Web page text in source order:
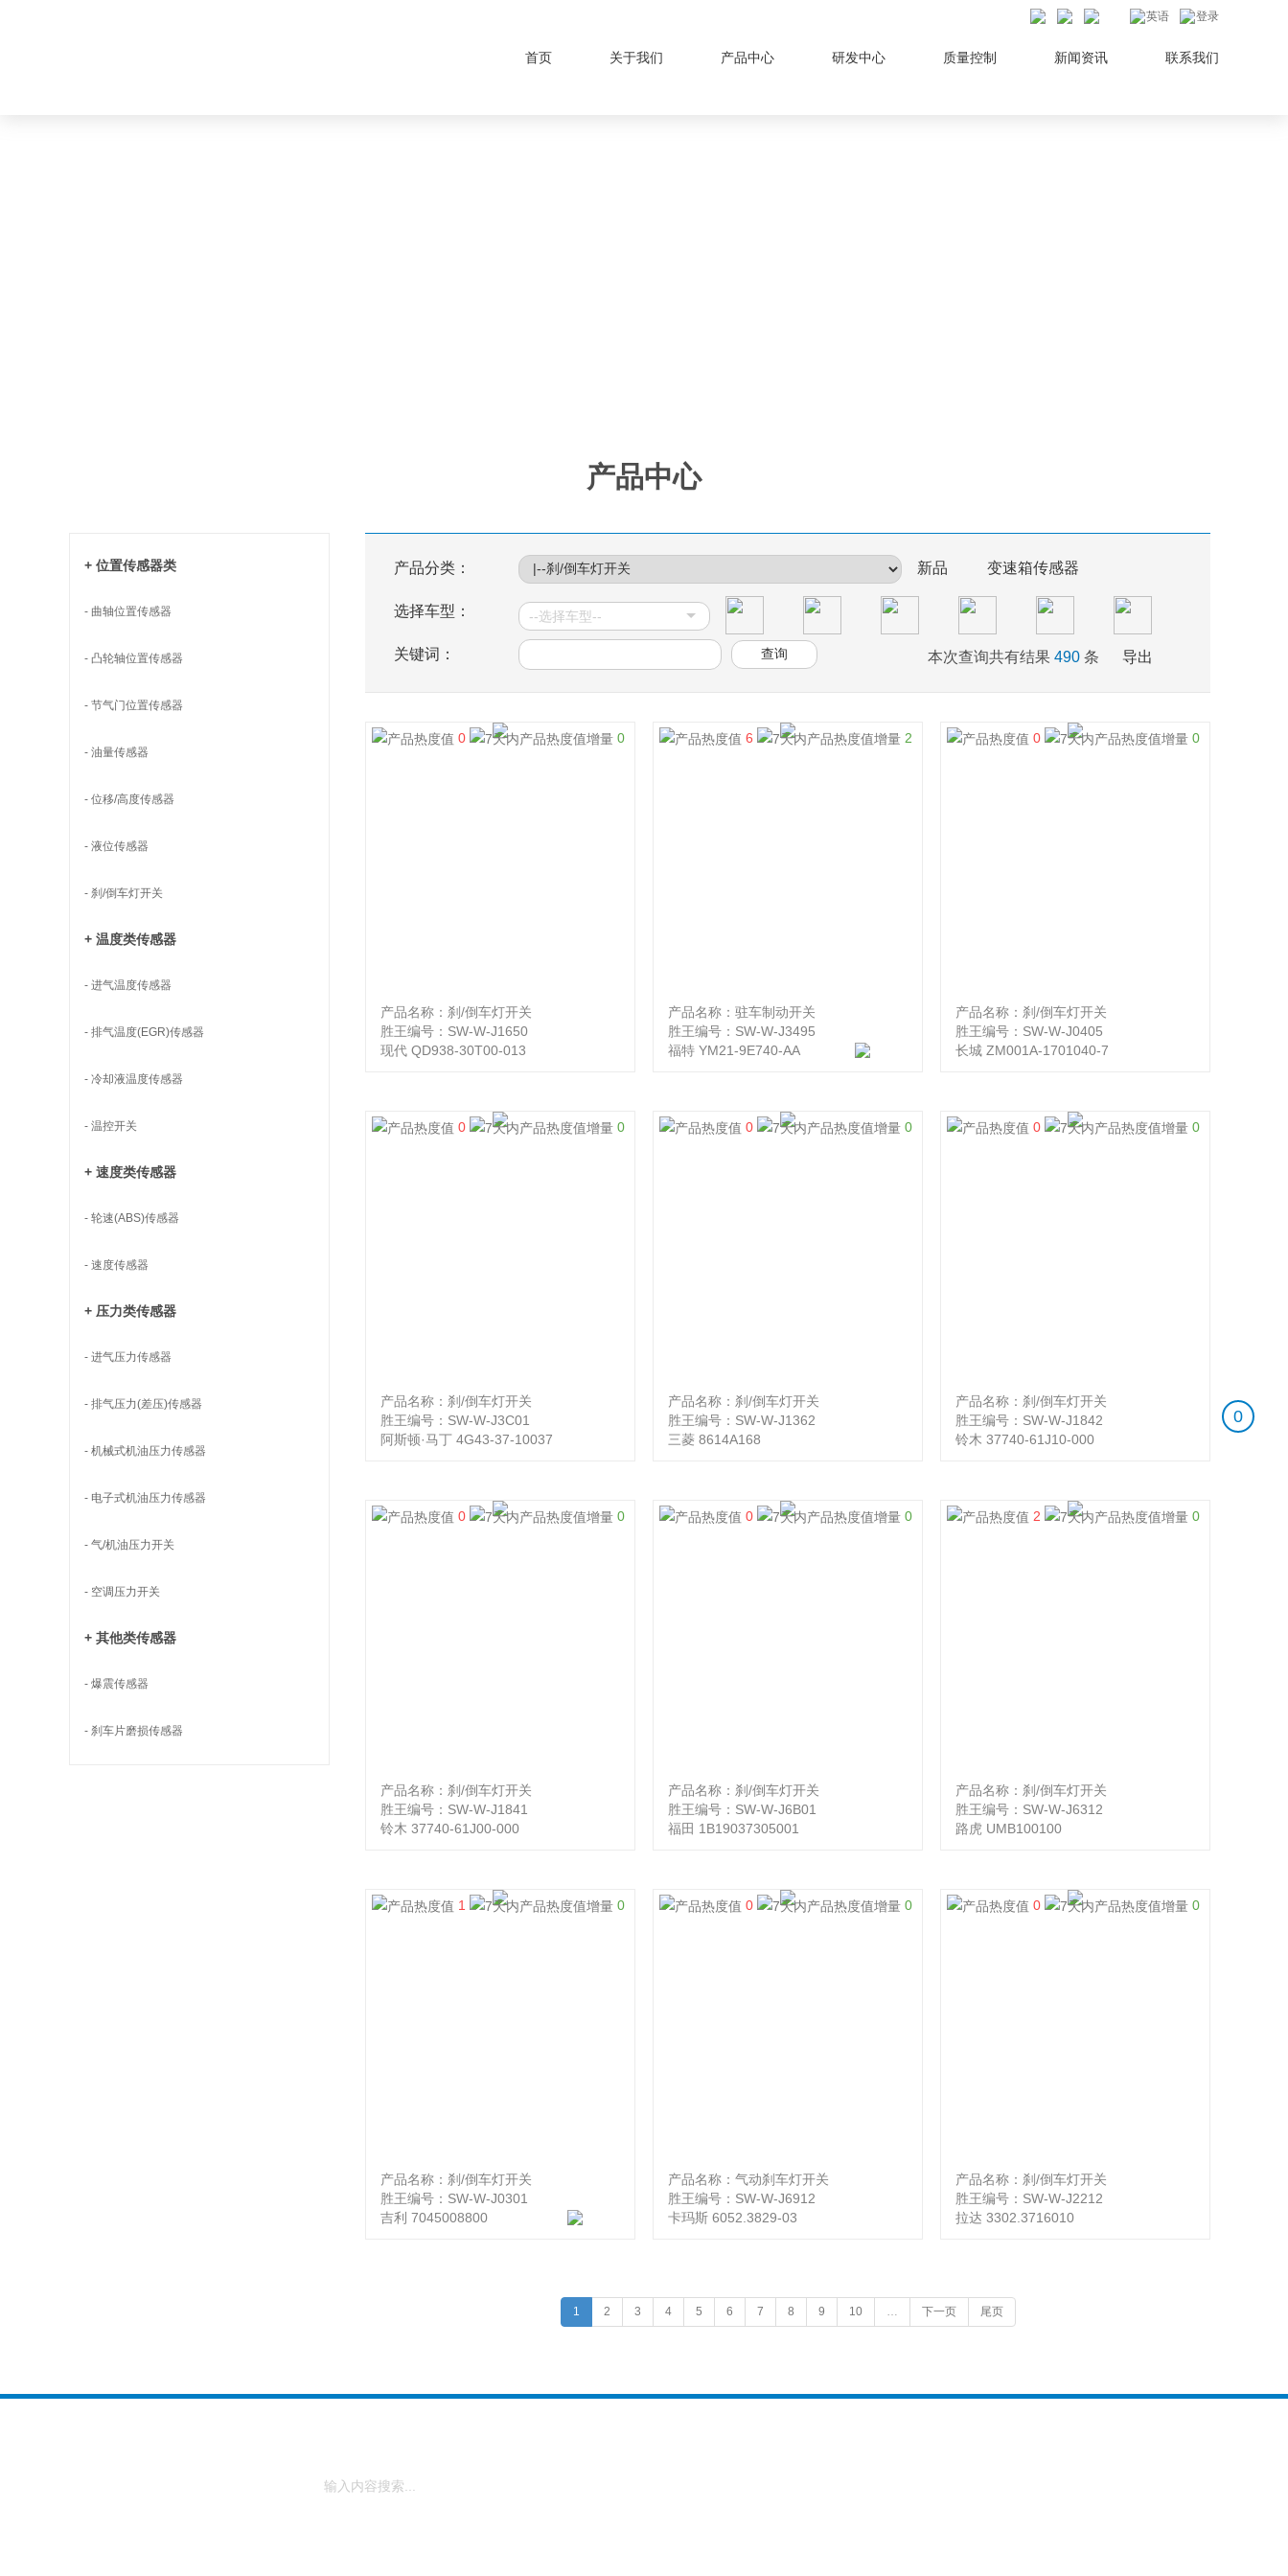
英语 登录
首页 关于我们 产品中心 研发中心 质量控制 新闻资讯 联系我们
0
产品中心
+ 位置传感器类
- 曲轴位置传感器
- 凸轮轴位置传感器
- 节气门位置传感器
- 油量传感器
- 位移/高度传感器
- 液位传感器
- 刹/倒车灯开关
+ 温度类传感器
- 进气温度传感器
- 排气温度(EGR)传感器
- 冷却液温度传感器
- 温控开关
+ 速度类传感器
- 轮速(ABS)传感器
- 速度传感器
+ 压力类传感器
- 进气压力传感器
- 排气压力(差压)传感器
- 机械式机油压力传感器
- 电子式机油压力传感器
- 气/机油压力开关
- 空调压力开关
+ 其他类传感器
- 爆震传感器
- 刹车片磨损传感器
产品分类： 新品 变速箱传感器
选择车型：
关键词： 本次查询共有结果 490 条 导出
产品名称：刹/倒车灯开关
胜王编号：SW-W-J1650
现代 QD938-30T00-013
0 0
产品名称：驻车制动开关
胜王编号：SW-W-J3495
福特 YM21-9E740-AA
6 2
产品名称：刹/倒车灯开关
胜王编号：SW-W-J0405
长城 ZM001A-1701040-7
0 0
产品名称：刹/倒车灯开关
胜王编号：SW-W-J3C01
阿斯顿·马丁 4G43-37-10037
0 0
产品名称：刹/倒车灯开关
胜王编号：SW-W-J1362
三菱 8614A168
0 0
产品名称：刹/倒车灯开关
胜王编号：SW-W-J1842
铃木 37740-61J10-000
0 0
产品名称：刹/倒车灯开关
胜王编号：SW-W-J1841
铃木 37740-61J00-000
0 0
产品名称：刹/倒车灯开关
胜王编号：SW-W-J6B01
福田 1B19037305001
0 0
产品名称：刹/倒车灯开关
胜王编号：SW-W-J6312
路虎 UMB100100
2 0
产品名称：刹/倒车灯开关
胜王编号：SW-W-J0301
吉利 7045008800
1 0
产品名称：气动刹车灯开关
胜王编号：SW-W-J6912
卡玛斯 6052.3829-03
0 0
产品名称：刹/倒车灯开关
胜王编号：SW-W-J2212
拉达 3302.3716010
0 0
1 2 3 4 5 6 7 8 9 10 … 下一页 尾页